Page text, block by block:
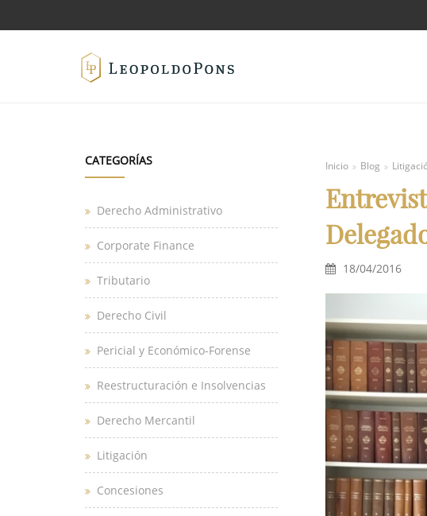
Inicio Blog
18/04/2016
CATEGORÍAS
Derecho Administrativo
Corporate Finance
Tributario
Derecho Civil
Pericial y Económico-Forense
Reestructuración e Insolvencias
Derecho Mercantil
Litigación
Concesiones